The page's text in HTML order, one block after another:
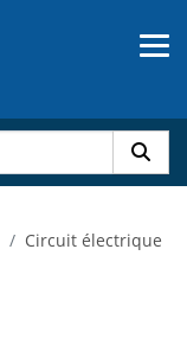
Circuit électrique